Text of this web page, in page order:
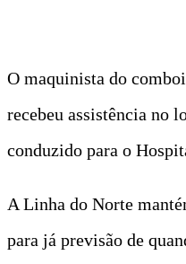
O maquinista do
recebeu assistência no
conduzido para o
A Linha do Norte
para já previsão de